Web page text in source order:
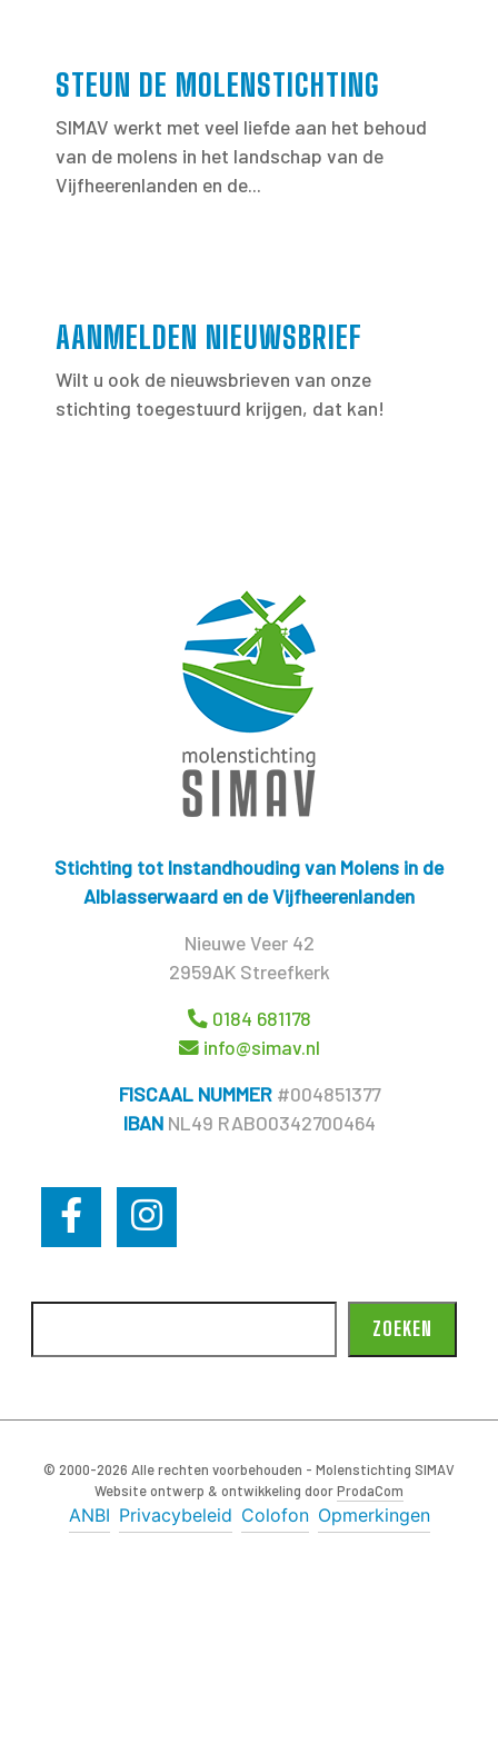
STEUN DE MOLENSTICHTING
SIMAV werkt met veel liefde aan het behoud
van de molens in het landschap van de
Vijfheerenlanden en de...
AANMELDEN NIEUWSBRIEF
Wilt u ook de nieuwsbrieven van onze
stichting toegestuurd krijgen, dat kan!
Stichting tot Instandhouding van Molens in de
Alblasserwaard en de Vijfheerenlanden
Nieuwe Veer 42
2959AK Streefkerk
0184 681178
info@simav.nl
FISCAAL NUMMER#004851377
IBAN NL49 RABO0342700464
ZOEKEN
© 2000-2026 Alle rechten voorbehouden - Molenstichting SIMAV
Website ontwerp & ontwikkeling doorProdaCom
ANBI Privacybeleid Colofon Opmerkingen